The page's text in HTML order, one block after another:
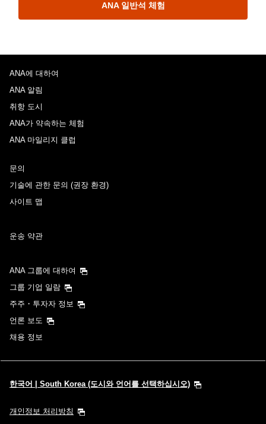
ANA 일반석 체험
ANA에 대하여
ANA 알림
취항 도시
ANA가 약속하는 체험
ANA 마일리지 클럽
문의
기술에 관한 문의 (권장 환경)
사이트 맵
운송 약관
ANA 그룹에 대하여
그룹 기업 일람
주주・투자자 정보
언론 보도
채용 정보
한국어 | South Korea (도시와 언어를 선택하십시오)
개인정보 처리방침